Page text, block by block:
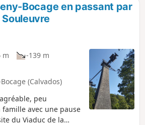
Bocage en passant par
m
-139 m
(Calvados)
peu
avec une pause
du Viaduc de la